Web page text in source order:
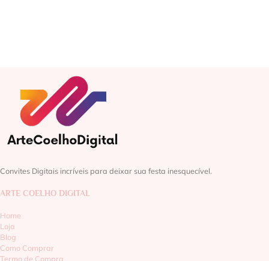
Convites Digitais incríveis para deixar sua festa inesquecível.
ARTE COELHO DIGITAL
Home
Loja
Blog
Como Comprar
Termo de Compra